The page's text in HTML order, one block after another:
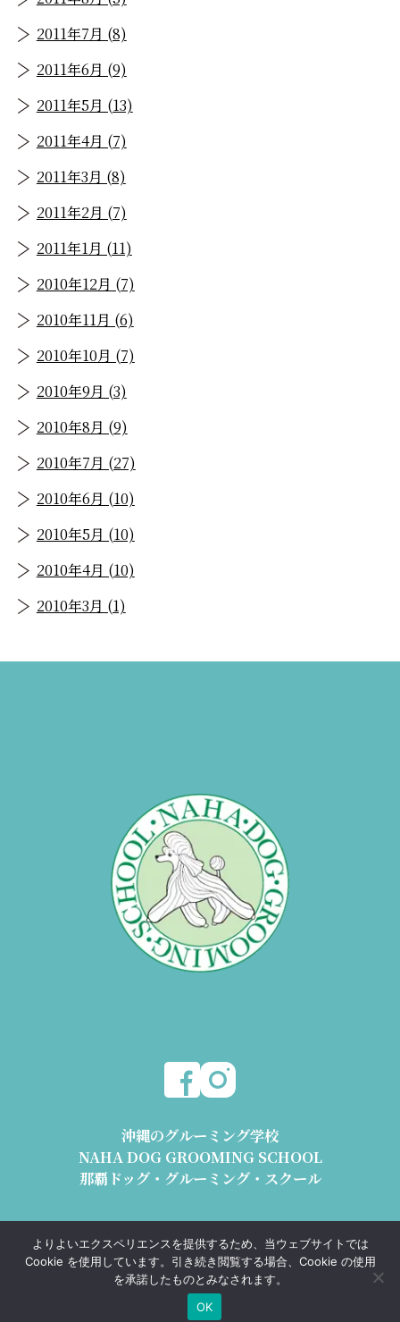
2011年7月 (8)
2011年6月 (9)
2011年5月 (13)
2011年4月 (7)
2011年3月 (8)
2011年2月 (7)
2011年1月 (11)
2010年12月 (7)
2010年11月 (6)
2010年10月 (7)
2010年9月 (3)
2010年8月 (9)
2010年7月 (27)
2010年6月 (10)
2010年5月 (10)
2010年4月 (10)
2010年3月 (1)
沖縄のグルーミング学校
NAHA DOG GROOMING SCHOOL
那覇ドッグ・グルーミング・スクール
〒904-2426 沖縄県うるま市与那城平安座8178-2 1階
動物取扱業 沖動保第1193号 沖動販第1193号
TEL.098-989-0668 e-mail : info@ndgs.jp
Copyright © NAHA DOG GROOMING SCHOOL All Rights Reserved.
よりよいエクスペリエンスを提供するため、当ウェブサイトでは
Cookie を使用しています。引き続き閲覧する場合、Cookie の使用
を承諾したものとみなされます。
OK